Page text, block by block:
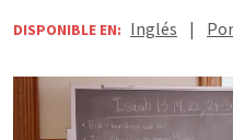
DISPONIBLE EN: Inglés |